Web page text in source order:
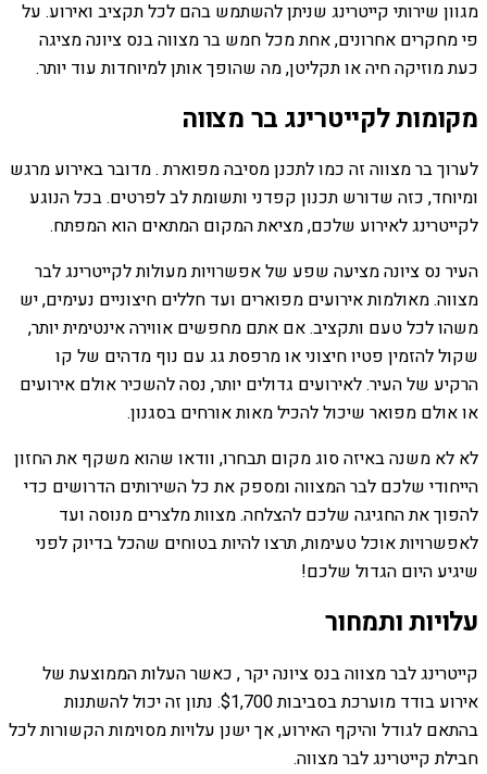
מגוון שירותי קייטרינג שניתן להשתמש בהם לכל תקציב ואירוע. על
פי מחקרים אחרונים, אחת מכל חמש בר מצווה בנס ציונה מציגה
כעת מוזיקה חיה או תקליטן, מה שהופך אותן למיוחדות עוד יותר.
מקומות לקייטרינג בר מצווה
לערוך בר מצווה זה כמו לתכנן מסיבה מפוארת . מדובר באירוע מרגש
ומיוחד, כזה שדורש תכנון קפדני ותשומת לב לפרטים. בכל הנוגע
לקייטרינג לאירוע שלכם, מציאת המקום המתאים הוא המפתח.
העיר נס ציונה מציעה שפע של אפשרויות מעולות לקייטרינג לבר
מצווה. מאולמות אירועים מפוארים ועד חללים חיצוניים נעימים, יש
משהו לכל טעם ותקציב. אם אתם מחפשים אווירה אינטימית יותר,
שקול להזמין פטיו חיצוני או מרפסת גג עם נוף מדהים של קו
הרקיע של העיר. לאירועים גדולים יותר, נסה להשכיר אולם אירועים
או אולם מפואר שיכול להכיל מאות אורחים בסגנון.
לא לא משנה באיזה סוג מקום תבחרו, וודאו שהוא משקף את החזון
הייחודי שלכם לבר המצווה ומספק את כל השירותים הדרושים כדי
להפוך את החגיגה שלכם להצלחה. מצוות מלצרים מנוסה ועד
לאפשרויות אוכל טעימות, תרצו להיות בטוחים שהכל בדיוק לפני
שיגיע היום הגדול שלכם!
עלויות ותמחור
קייטרינג לבר מצווה בנס ציונה יקר , כאשר העלות הממוצעת של
אירוע בודד מוערכת בסביבות $1,700. נתון זה יכול להשתנות
בהתאם לגודל והיקף האירוע, אך ישנן עלויות מסוימות הקשורות לכל
חבילת קייטרינג לבר מצווה.